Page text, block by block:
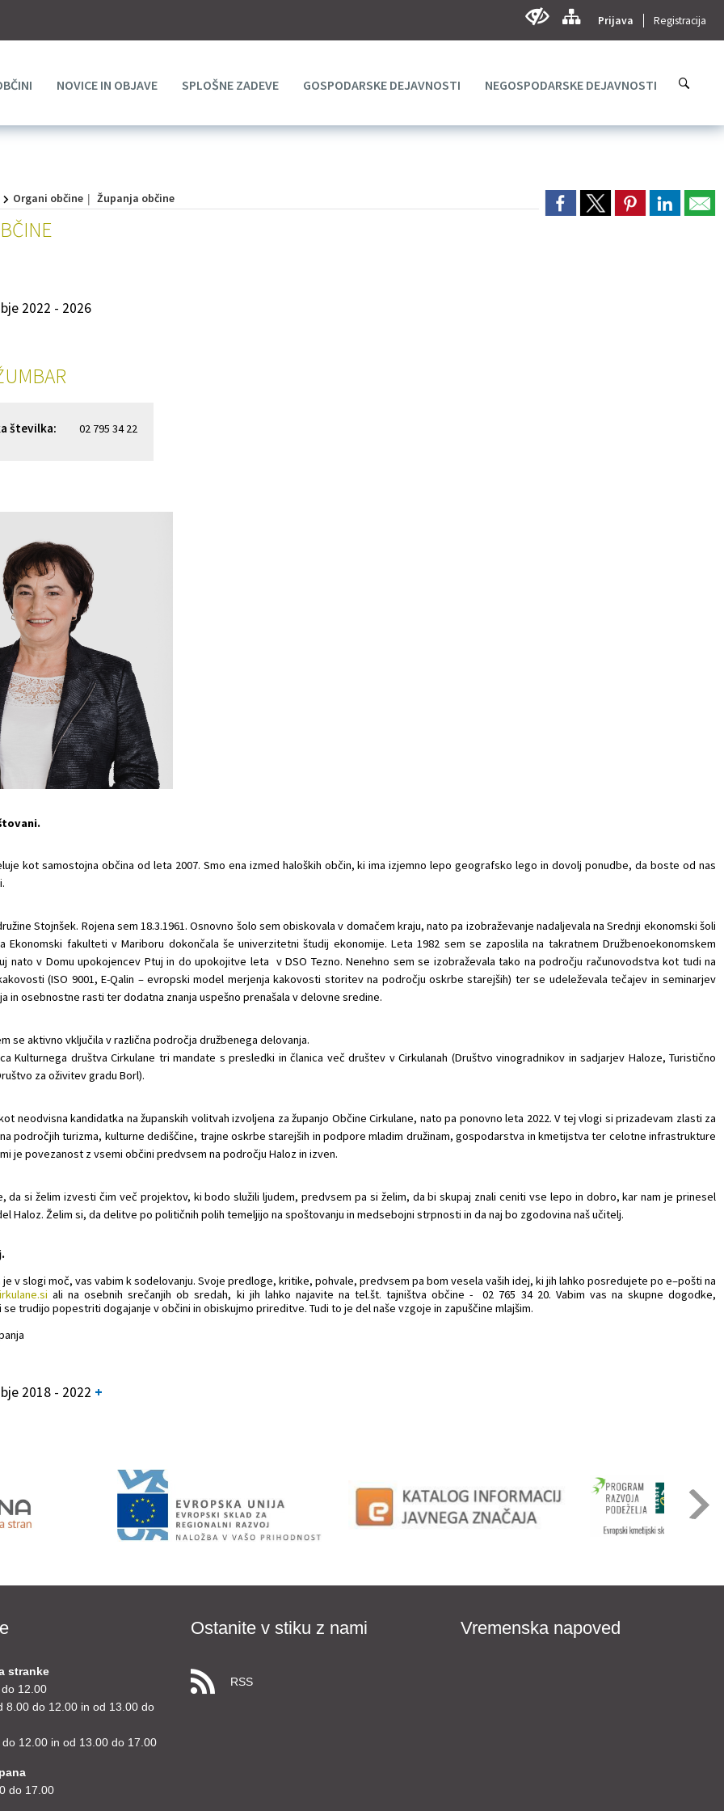
Prijava Registracija
NOVICE IN OBJAVE SPLOŠNE ZADEVE GOSPODARSKE DEJAVNOSTI NEGOSPODARSKE DEJAVNOSTI
Organi občine Županja občine
2022 - 2026
številka: 02 795 34 22
kot samostojna občina od leta 2007. Smo ena izmed haloških občin, ki ima izjemno lepo geografsko lego in dovolj ponudbe, da boste od nas
Stojnšek. Rojena sem 18.3.1961. Osnovno šolo sem obiskovala v domačem kraju, nato pa izobraževanje nadaljevala na Srednji ekonomski šoli
Ekonomski fakulteti v Mariboru dokončala še univerzitetni študij ekonomije. Leta 1982 sem se zaposlila na takratnem Družbenoekonomskem
nato v Domu upokojencev Ptuj in do upokojitve leta v DSO Tezno. Nenehno sem se izobraževala tako na področju računovodstva kot tudi na
(ISO 9001, E-Qalin – evropski model merjenja kakovosti storitev na področju oskrbe starejših) ter se udeleževala tečajev in seminarjev
in osebnostne rasti ter dodatna znanja uspešno prenašala v delovne sredine.
se aktivno vključila v različna področja družbenega delovanja.
Kulturnega društva Cirkulane tri mandate s presledki in članica več društev v Cirkulanah (Društvo vinogradnikov in sadjarjev Haloze, Turistično
za oživitev gradu Borl).
neodvisna kandidatka na županskih volitvah izvoljena za županjo Občine Cirkulane, nato pa ponovno leta 2022. V tej vlogi si prizadevam zlasti za
področjih turizma, kulturne dediščine, trajne oskrbe starejših in podpore mladim družinam, gospodarstva in kmetijstva ter celotne infrastrukture
je povezanost z vsemi občini predvsem na področju Haloz in izven.
da si želim izvesti čim več projektov, ki bodo služili ljudem, predvsem pa si želim, da bi skupaj znali ceniti vse lepo in dobro, kar nam je prinesel
Haloz. Želim si, da delitve po političnih polih temeljijo na spoštovanju in medsebojni strpnosti in da naj bo zgodovina naš učitelj.
je v slogi moč, vas vabim k sodelovanju. Svoje predloge, kritike, pohvale, predvsem pa bom vesela vaših idej, ki jih lahko posredujete po e–pošti na
ali na osebnih srečanjih ob sredah, ki jih lahko najavite na tel.št. tajništva občine - 02 765 34 20. Vabim vas na skupne dogodke,
trudijo popestriti dogajanje v občini in obiskujmo prireditve. Tudi to je del naše vzgoje in zapuščine mlajšim.
2018 - 2022
stranke
12.00
8.00 do 12.00 in od 13.00 do
12.00 in od 13.00 do 17.00
do 17.00
Ostanite v stiku z nami
RSS
Vremenska napoved